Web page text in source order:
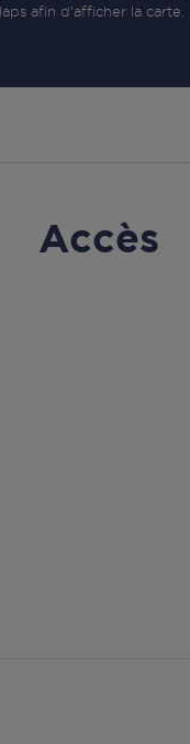
afin d’afficher la carte.
Accès